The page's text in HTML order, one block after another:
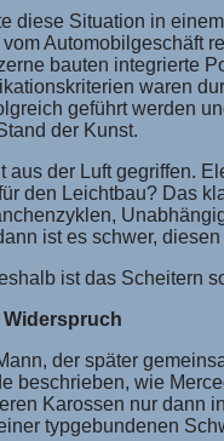
diese Situation in
Automobilgeschäft
bauten integrierte
waren
geführt werden
der Kunst.
der Luft gegriffen.
den Leichtbau? Das
ist es schwer,
ist das Scheitern
Widerspruch
der später
beschrieben, wie
Karossen nur
typgebundenen